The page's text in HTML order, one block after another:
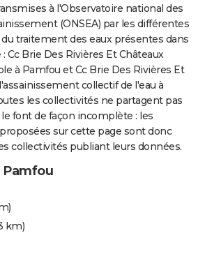
à l'Observatoire national des
(ONSEA) par les différentes
traitement des eaux présentes dans
Brie Des Rivières Et Châteaux
à Pamfou et Cc Brie Des Rivières Et
collectif de l'eau à
les collectivités ne partagent pas
font de façon incomplète : les
sur cette page sont donc
collectivités publiant leurs données.
Pamfou
km)